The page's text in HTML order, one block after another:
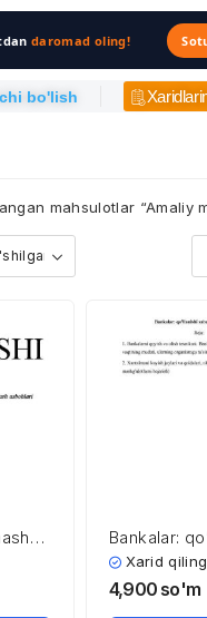
daromad oling!
bo'lish
mahsulotlar “Amaliy
Bankalar:
sabablari va
Xarid qiling
4,900 so'm